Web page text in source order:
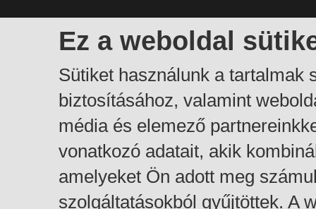
Ez a weboldal
Sütiket használunk a tartalmak
biztosításához, valamint
média és elemező
vonatkozó adatait, akik
amelyeket Ön adott meg
szolgáltatásokból gyűjtöttek. A